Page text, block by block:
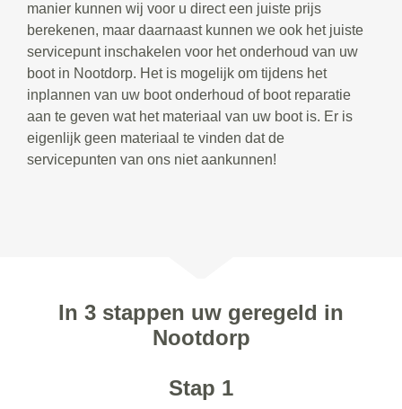
manier kunnen wij voor u direct een juiste prijs
berekenen, maar daarnaast kunnen we ook het juiste
servicepunt inschakelen voor het onderhoud van uw
boot in Nootdorp. Het is mogelijk om tijdens het
inplannen van uw boot onderhoud of boot reparatie
aan te geven wat het materiaal van uw boot is. Er is
eigenlijk geen materiaal te vinden dat de
servicepunten van ons niet aankunnen!
In 3 stappen uw geregeld in
Nootdorp
Stap 1